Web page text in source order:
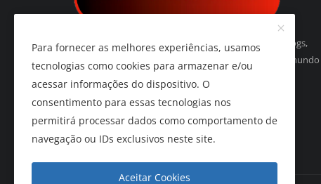
Automundo é um indexador de websites, páginas, blogs,
vídeos, imagens, podcasts e de tudo relacionado ao mundo
Para fornecer as melhores experiências, usamos
tecnologias como cookies para armazenar e/ou
acessar informações do dispositivo. O
consentimento para essas tecnologias nos
permitirá processar dados como comportamento de
navegação ou IDs exclusivos neste site.
Aceitar Cookies